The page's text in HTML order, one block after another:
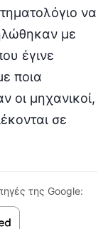
να
με
έγινε
ποια
οι μηχανικοί,
σε
της Google: